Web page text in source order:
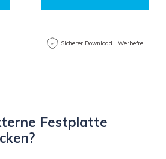
Sicherer Download | Werbefrei
Festplatte